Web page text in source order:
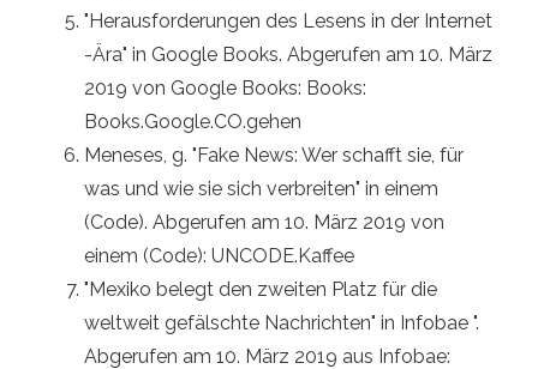
"Herausforderungen des Lesens in der Internet
-Ära" in Google Books. Abgerufen am 10. März
2019 von Google Books: Books:
Books.Google.CO.gehen
Meneses, g. "Fake News: Wer schafft sie, für
was und wie sie sich verbreiten" in einem
(Code). Abgerufen am 10. März 2019 von
einem (Code): UNCODE.Kaffee
"Mexiko belegt den zweiten Platz für die
weltweit gefälschte Nachrichten" in Infobae ".
Abgerufen am 10. März 2019 aus Infobae: